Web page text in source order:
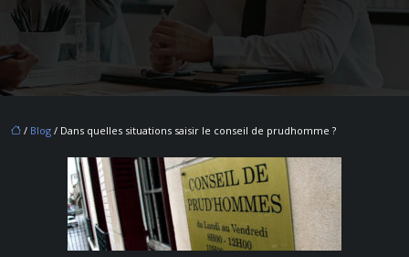
/ Blog / Dans quelles situations saisir le conseil de prudhomme ?